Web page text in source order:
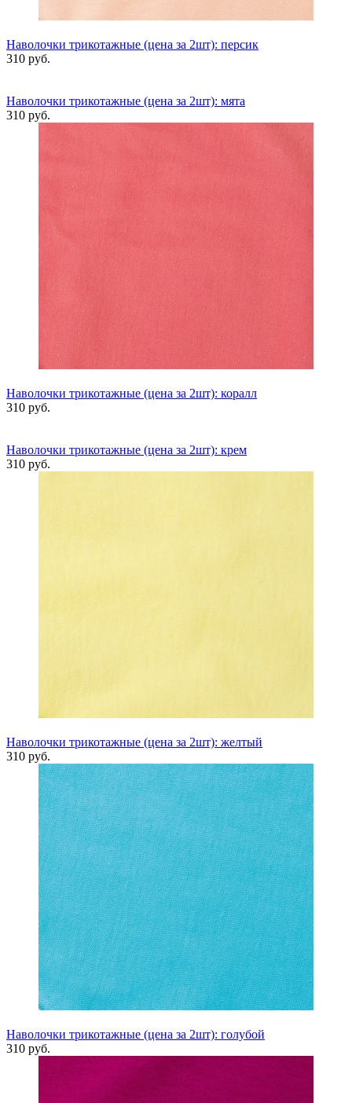
Наволочки трикотажные (цена за 2шт): персик
310 руб.
Наволочки трикотажные (цена за 2шт): мята
310 руб.
Наволочки трикотажные (цена за 2шт): коралл
310 руб.
Наволочки трикотажные (цена за 2шт): крем
310 руб.
Наволочки трикотажные (цена за 2шт): желтый
310 руб.
Наволочки трикотажные (цена за 2шт): голубой
310 руб.